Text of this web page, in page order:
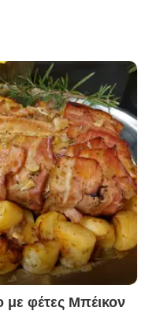
με φέτες Μπέικον